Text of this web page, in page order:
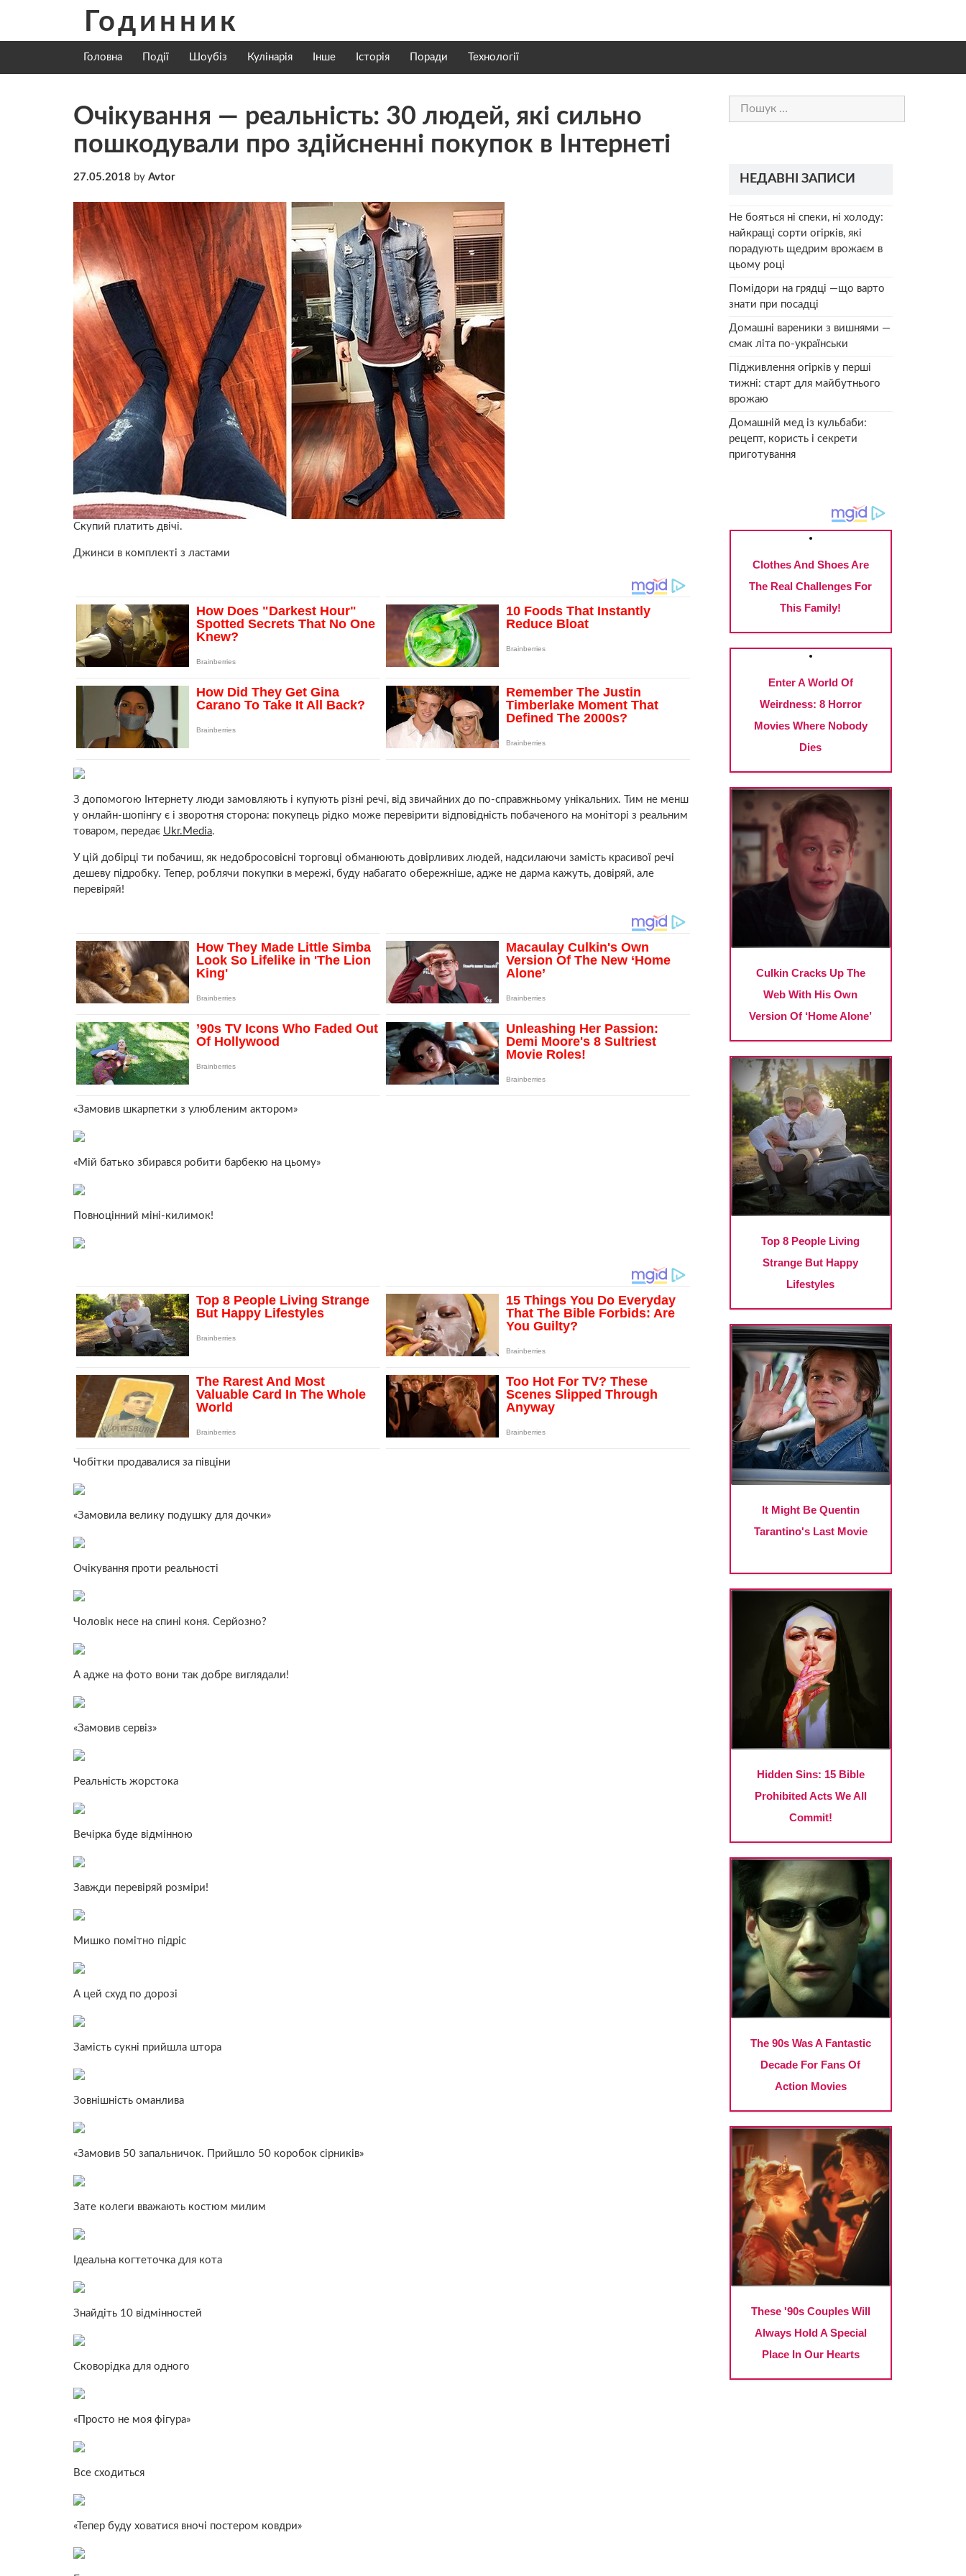
content
Годинник
Головна Події Шоубіз Кулінарія Інше Історія Поради Технології
Очікування — реальність: 30 людей, які сильно
пошкодували про здійсненні покупок в Інтернеті
27.05.2018 by Avtor
Скупий платить двічі.
Джинси в комплекті з ластами
З допомогою Інтернету люди замовляють і купують різні речі, від звичайних до по-справжньому унікальних. Тим не менш
у онлайн-шопінгу є і зворотня сторона: покупець рідко може перевірити відповідність побаченого на моніторі з реальним
товаром, передає Ukr.Media.
У цій добірці ти побачиш, як недобросовісні торговці обманюють довірливих людей, надсилаючи замість красивої речі
дешеву підробку. Тепер, роблячи покупки в мережі, буду набагато обережніше, адже не дарма кажуть, довіряй, але
перевіряй!
«Замовив шкарпетки з улюбленим актором»
«Мій батько збирався робити барбекю на цьому»
Повноцінний міні-килимок!
Чобітки продавалися за півціни
«Замовила велику подушку для дочки»
Очікування проти реальності
Чоловік несе на спині коня. Серйозно?
А адже на фото вони так добре виглядали!
«Замовив сервіз»
Реальність жорстока
Вечірка буде відмінною
Завжди перевіряй розміри!
Мишко помітно підріс
А цей схуд по дорозі
Замість сукні прийшла штора
Зовнішність оманлива
«Замовив 50 запальничок. Прийшло 50 коробок сірників»
Зате колеги вважають костюм милим
Ідеальна когтеточка для кота
Знайдіть 10 відмінностей
Сковорідка для одного
«Просто не моя фігура»
Все сходиться
«Тепер буду ховатися вночі постером ковдри»
Пошук:
НЕДАВНІ ЗАПИСИ
Не бояться ні спеки, ні холоду:
найкращі сорти огірків, які
порадують щедрим врожаєм в
цьому році
Помідори на грядці —що варто
знати при посадці
Домашні вареники з вишнями —
смак літа по-українськи
Підживлення огірків у перші
тижні: старт для майбутнього
врожаю
Домашній мед із кульбаби:
рецепт, користь і секрети
приготування